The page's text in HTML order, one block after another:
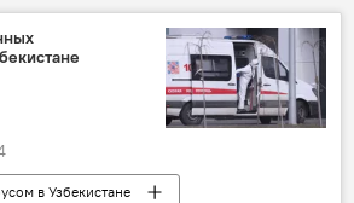
в Узбекистане